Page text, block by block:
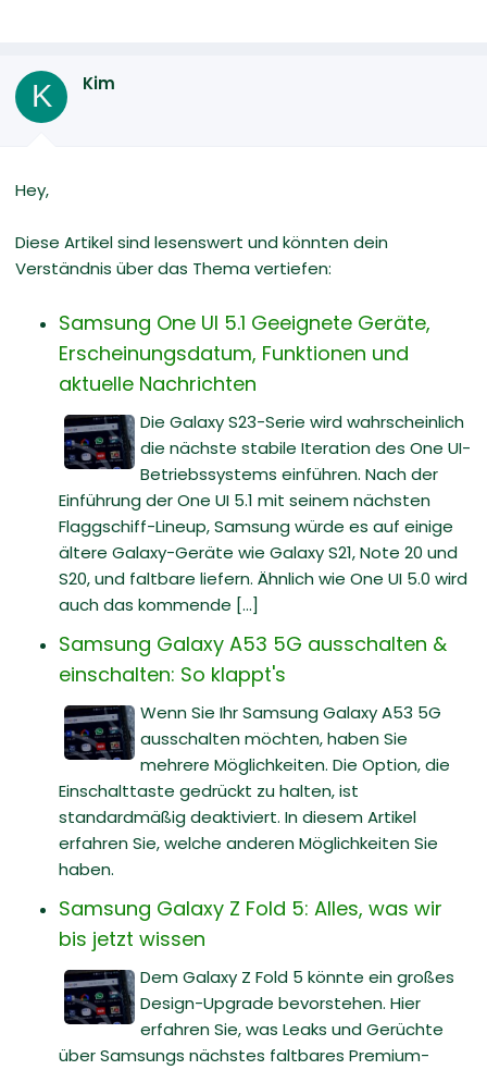
K Kim
Hey,
Diese Artikel sind lesenswert und könnten dein
Verständnis über das Thema vertiefen:
Samsung One UI 5.1 Geeignete Geräte,
Erscheinungsdatum, Funktionen und
aktuelle Nachrichten
Die Galaxy S23-Serie wird wahrscheinlich
die nächste stabile Iteration des One UI-
Betriebssystems einführen. Nach der
Einführung der One UI 5.1 mit seinem nächsten
Flaggschiff-Lineup, Samsung würde es auf einige
ältere Galaxy-Geräte wie Galaxy S21, Note 20 und
S20, und faltbare liefern. Ähnlich wie One UI 5.0 wird
auch das kommende [...]
Samsung Galaxy A53 5G ausschalten &
einschalten: So klappt's
Wenn Sie Ihr Samsung Galaxy A53 5G
ausschalten möchten, haben Sie
mehrere Möglichkeiten. Die Option, die
Einschalttaste gedrückt zu halten, ist
standardmäßig deaktiviert. In diesem Artikel
erfahren Sie, welche anderen Möglichkeiten Sie
haben.
Samsung Galaxy Z Fold 5: Alles, was wir
bis jetzt wissen
Dem Galaxy Z Fold 5 könnte ein großes
Design-Upgrade bevorstehen. Hier
erfahren Sie, was Leaks und Gerüchte
über Samsungs nächstes faltbares Premium-